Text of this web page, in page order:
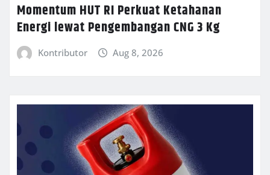
Momentum HUT RI Perkuat Ketahanan
Energi lewat Pengembangan CNG 3 Kg
Kontributor Aug 8, 2026